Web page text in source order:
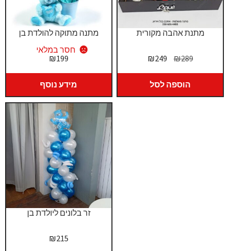
מתנה מתוקה להולדת בן
חסר במלאי
₪199
מידע נוסף
מתנת אהבה מקורית
₪289
המחיר
המקורי
היה:
₪289.
₪249
הנוכחי
₪249.
הוספה לסל
זר בלונים ליולדת בן
₪215